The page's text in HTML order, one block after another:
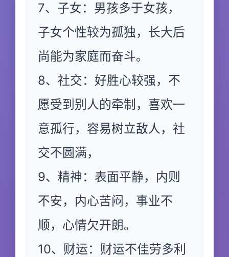
7、子女：男孩多于女孩，
子女个性较为孤独，长大后
尚能为家庭而奋斗。
8、社交：好胜心较强，不
愿受到别人的牵制，喜欢一
意孤行，容易树立敌人，社
交不圆满，
9、精神：表面平静，内则
不安，内心苦闷，事业不
顺，心情欠开朗。
10、财运：财运不佳劳多利